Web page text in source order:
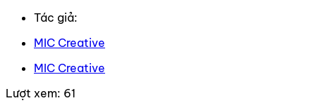
Tác giả:
MIC Creative
MIC Creative
Lượt xem: 61